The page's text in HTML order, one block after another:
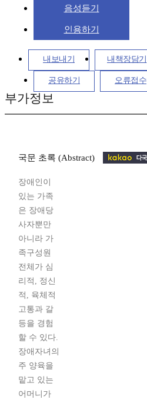
음성듣기
인용하기
내보내기 내책장담기
공유하기 오류접수
부가정보
국문 초록 (Abstract)
장애인이
있는 가족
은 장애당
사자뿐만
아니라 가
족구성원
전체가 심
리적, 정신
적, 육체적
고통과 갈
등을 경험
할 수 있다.
장애자녀의
주 양육을
맡고 있는
어머니가